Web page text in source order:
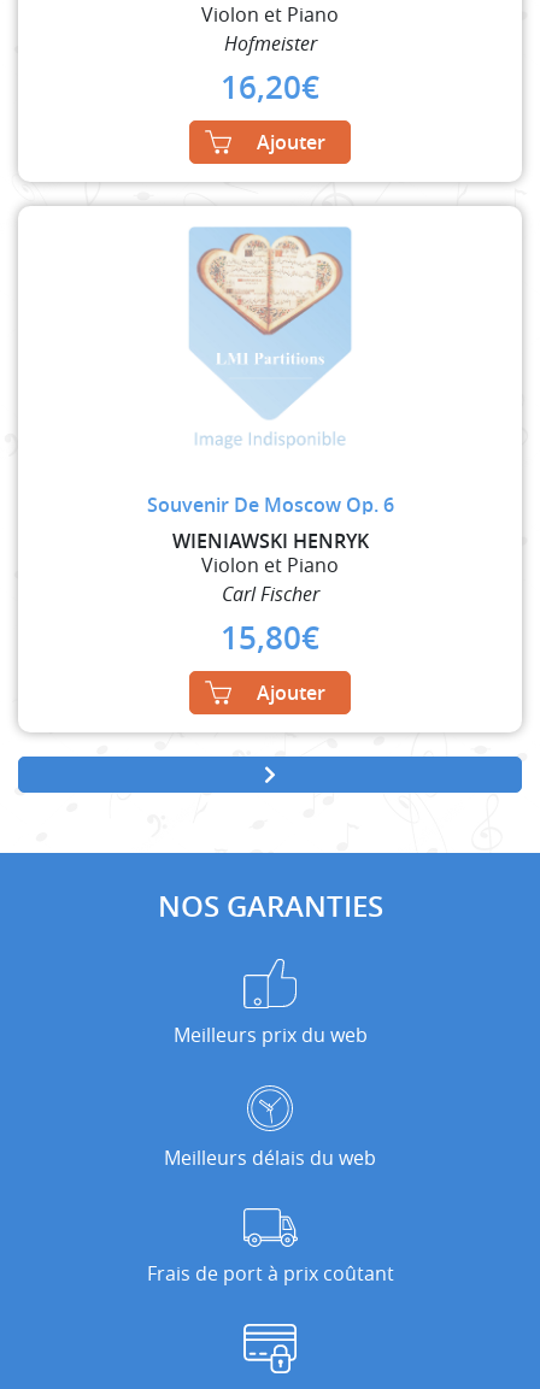
Violon et Piano
Hofmeister
16,20€
Ajouter
Souvenir De Moscow Op. 6
WIENIAWSKI HENRYK
Violon et Piano
Carl Fischer
15,80€
Ajouter
NOS GARANTIES
Meilleurs prix du web
Meilleurs délais du web
Frais de port à prix coûtant